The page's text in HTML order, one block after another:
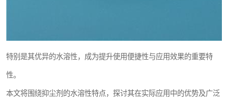
特别是其优异的水溶性，成为提升使用便捷性与应用效果的重要特
性。
本文将围绕抑尘剂的水溶性特点，探讨其在实际应用中的优势及广泛